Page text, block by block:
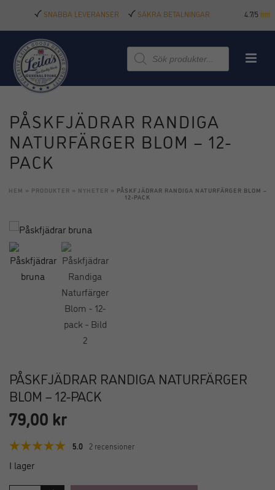
SNABBA LEVERANSER SÄKRA BETALNINGAR 4.7/5
Produktsökning
PÅSKFJÄDRAR RANDIGA
NATURFÄRGER BLOM – 12-
PACK
HEM » PRODUKTER » NYHETER » PÅSKFJÄDRAR RANDIGA NATURFÄRGER BLOM –
12-PACK
PÅSKFJÄDRAR RANDIGA NATURFÄRGER
BLOM – 12-PACK
79,00 kr
5.0 2 recensioner
I lager